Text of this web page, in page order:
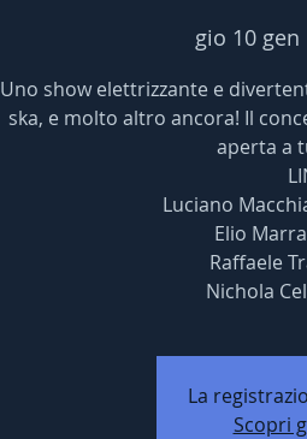
gio 10 gen
Uno show elettrizzante e
ska, e molto altro ancora! Il
aperta a
Luciano
Elio
Raffaele
Nichola
La
Scopri